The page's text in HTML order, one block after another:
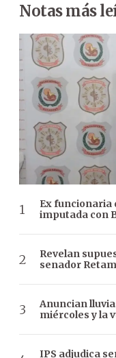
Notas más
Ex funcionaria
imputada con
Revelan
senador
Anuncian
miércoles y la
IPS adjudica